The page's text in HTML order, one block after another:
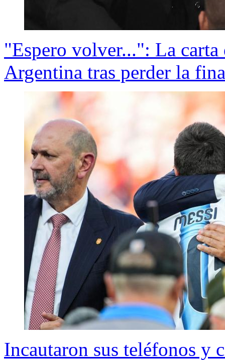
"Espero volver...": La carta
Argentina tras perder la
Incautaron sus teléfonos y